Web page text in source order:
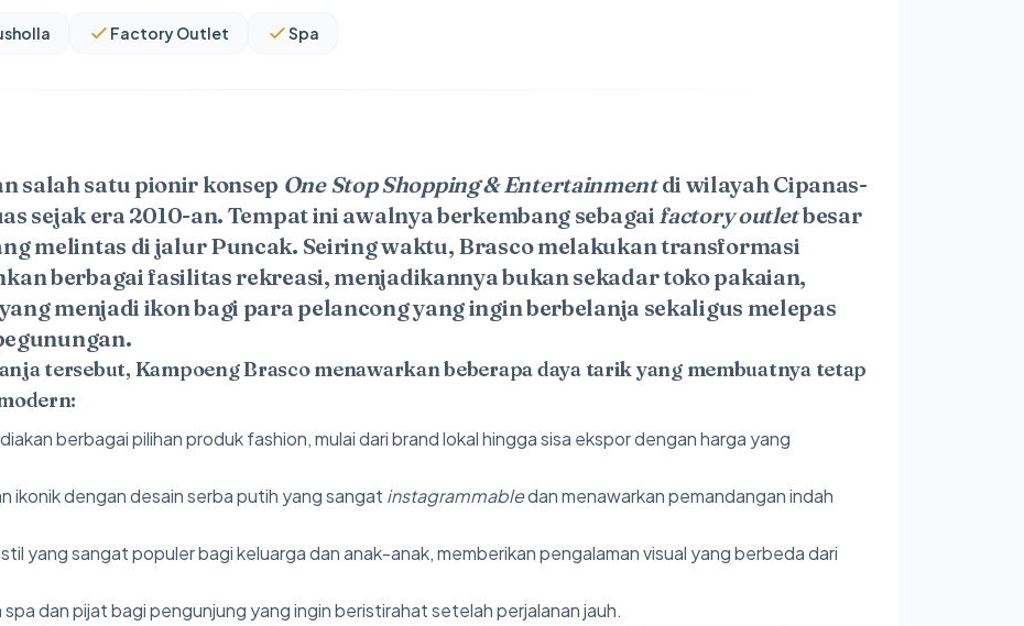
Factory Outlet Spa
salah satu pionir konsep One Stop Shopping & Entertainmentdi wilayah Cipanas-
sejak era2010-an. Tempat ini awalnya berkembang sebagai factory outletbesar
melintas di jalur Puncak. Seiring waktu, Brasco melakukan transformasi
berbagai fasilitas rekreasi, menjadikannya bukan sekadar toko pakaian,
menjadi ikon bagi para pelancong yang ingin berbelanja sekaligus melepas
tersebut, Kampoeng Brasco menawarkan beberapa daya tarik yang membuatnya tetap
berbagai pilihan produk fashion, mulai dari brand lokal hingga sisa ekspor dengan harga yang
ikonik dengan desain serba putih yang sangat instagrammabledan menawarkan pemandangan indah
yang sangat populer bagi keluarga dan anak-anak, memberikan pengalaman visual yang berbeda dari
spa dan pijat bagi pengunjung yang ingin beristirahat setelah perjalanan jauh.